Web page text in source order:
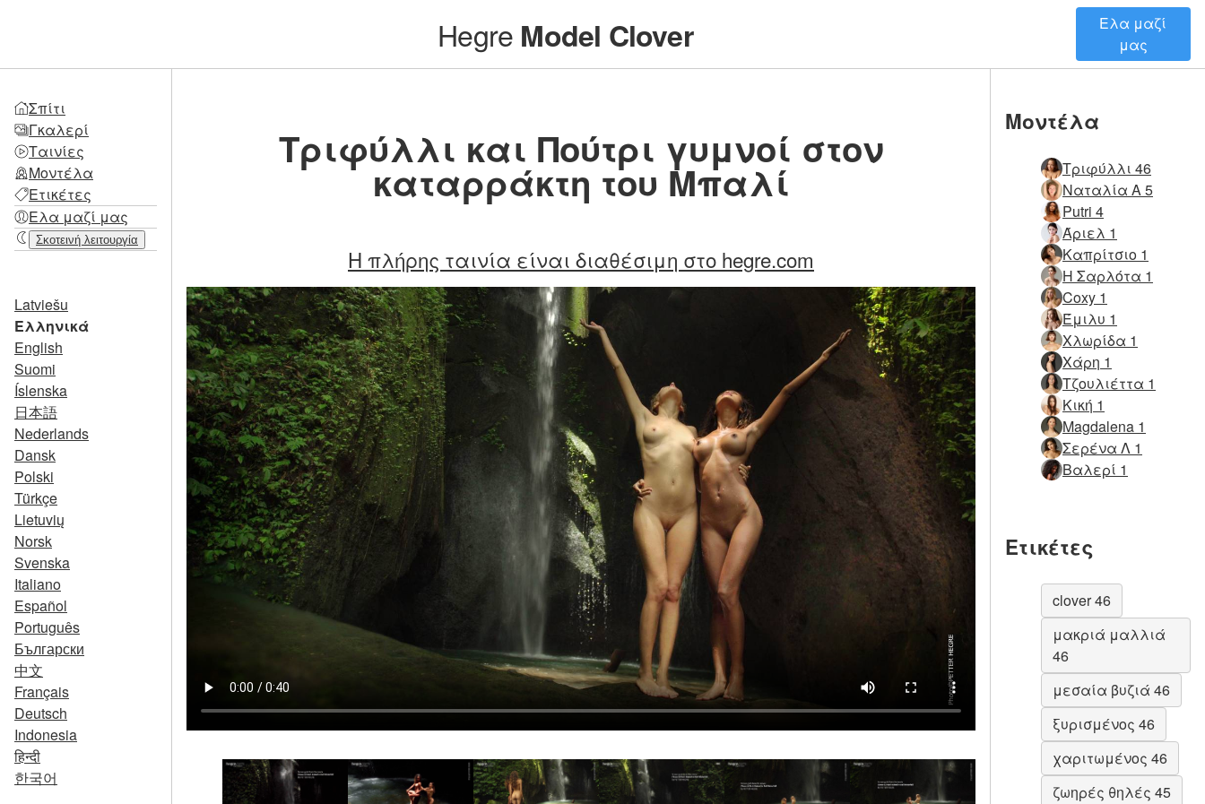
Hegre Model Clover
Ελα μαζί
μας
Σπίτι
Γκαλερί
Ταινίες
Μοντέλα
Ετικέτες
Ελα μαζί μας
Σκοτεινή λειτουργία
Latviešu
Ελληνικά
English
Suomi
Íslenska
日本語
Nederlands
Dansk
Polski
Türkçe
Lietuvių
Norsk
Svenska
Italiano
Español
Português
Български
中文
Français
Deutsch
Indonesia
हिन्दी
한국어
Τριφύλλι και Πούτρι γυμνοί στον
καταρράκτη του Μπαλί
Η πλήρης ταινία είναι διαθέσιμη στο hegre.com
Μοντέλα
Τριφύλλι 46
Ναταλία Α 5
Putri 4
Άριελ 1
Καπρίτσιο 1
Η Σαρλότα 1
Coxy 1
Έμιλυ 1
Χλωρίδα 1
Χάρη 1
Τζουλιέττα 1
Κική 1
Magdalena 1
Σερένα Λ 1
Βαλερί 1
Ετικέτες
clover 46
μακριά μαλλιά
46
μεσαία βυζιά 46
ξυρισμένος 46
χαριτωμένος 46
ζωηρές θηλές 45